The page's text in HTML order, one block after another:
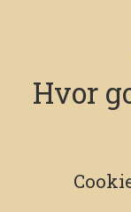
Hvor